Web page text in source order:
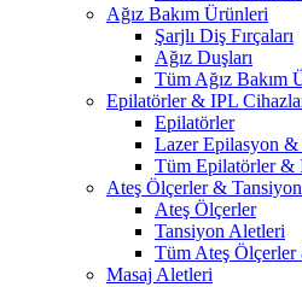
Ağız Bakım Ürünleri
Şarjlı Diş Fırçaları
Ağız Duşları
Tüm Ağız Bakım
Epilatörler & IPL
Epilatörler
Lazer Epilasyon &
Tüm Epilatörler &
Ateş Ölçerler &
Ateş Ölçerler
Tansiyon Aletleri
Tüm Ateş
Masaj Aletleri